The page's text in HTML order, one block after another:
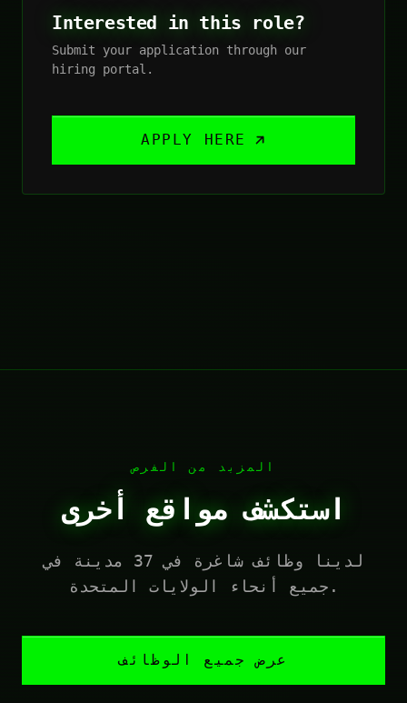
Interested in this role?
Submit your application through our
hiring portal.
APPLY HERE
المزيد من الفرص
استكشف مواقع أخرى
لدينا وظائف شاغرة في 37 مدينة في
جميع أنحاء الولايات المتحدة.
عرض جميع الوظائف